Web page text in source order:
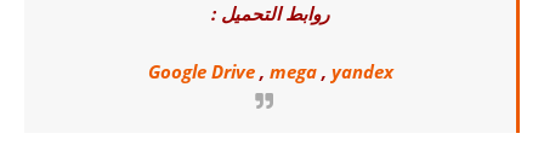
روابط التحميل :
Google Drive, mega, yandex